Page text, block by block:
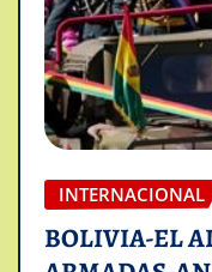
INTERNACIONAL
BOLIVIA-EL